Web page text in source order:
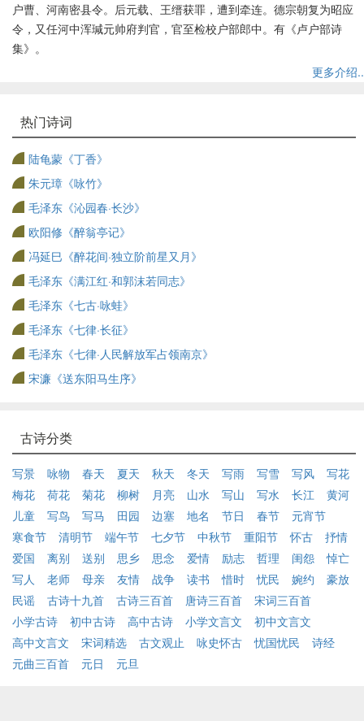
户曹、河南密县令。后元载、王缙获罪，遭到牵连。德宗朝复为昭应
令，又任河中浑瑊元帅府判官，官至检校户部郎中。有《卢户部诗
集》。
更多介绍..
热门诗词
陆龟蒙《丁香》
朱元璋《咏竹》
毛泽东《沁园春·长沙》
欧阳修《醉翁亭记》
冯延巳《醉花间·独立阶前星又月》
毛泽东《满江红·和郭沫若同志》
毛泽东《七古·咏蛙》
毛泽东《七律·长征》
毛泽东《七律·人民解放军占领南京》
宋濂《送东阳马生序》
古诗分类
写景 咏物 春天 夏天 秋天 冬天 写雨 写雪 写风
写花
梅花
荷花 菊花 柳树 月亮 山水 写山 写水 长江
黄河
儿童
写鸟 写马 田园 边塞 地名 节日 春节
元宵节
寒食节
清明节 端午节 七夕节 中秋节 重阳节 怀古
抒情
爱国
离别 送别 思乡 思念 爱情 励志 哲理 闺怨
悼亡
写人
老师 母亲 友情 战争 读书 惜时 忧民 婉约
豪放
民谣
古诗十九首 古诗三百首 唐诗三百首
宋词三百首
小学古诗
初中古诗 高中古诗 小学文言文
初中文言文
高中文言文
宋词精选 古文观止 咏史怀古 忧国忧民
诗经
元曲三百首
元日 元旦